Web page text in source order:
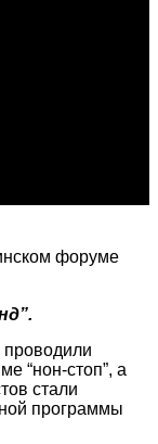
“нон-стоп”, а
стали
программы